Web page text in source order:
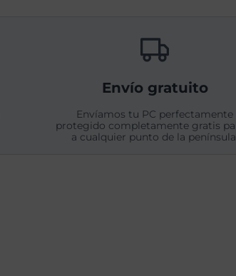
Envío gratuito
Envíamos tu PC perfectamente
protegido completamente gratis
a cualquier punto de la